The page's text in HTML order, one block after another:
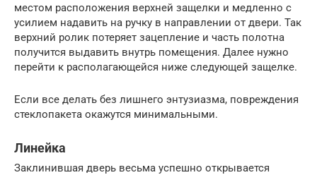
местом расположения верхней защелки и медленно с
усилием надавить на ручку в направлении от двери. Так
верхний ролик потеряет зацепление и часть полотна
получится выдавить внутрь помещения. Далее нужно
перейти к располагающейся ниже следующей защелке.
Если все делать без лишнего энтузиазма, повреждения
стеклопакета окажутся минимальными.
Линейка
Заклинившая дверь весьма успешно открывается